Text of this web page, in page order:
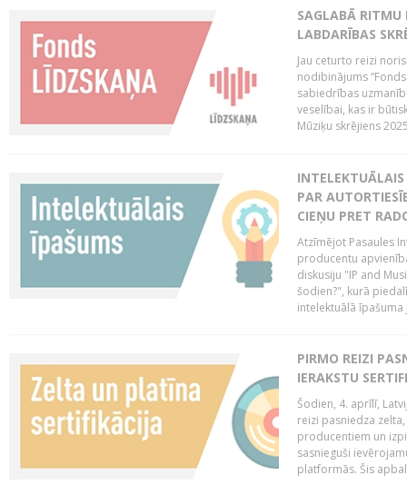
SAGLABĀ RITMU
LABDARĪBAS
Jau ceturto reizi
nodibinājums
sabiedrības
veselībai, kas ir
Mūziķu skrējiens
PAR
CIEŅU PRET
Atzīmējot Pasaules
producentu
diskusiju "IP and
šodien?", kurā
intelektuālā
PIRMO REIZI
IERAKSTU
Šodien, 4. aprīlī,
reizi pasniedza
producentiem un
sasnieguši
platformās. Šis